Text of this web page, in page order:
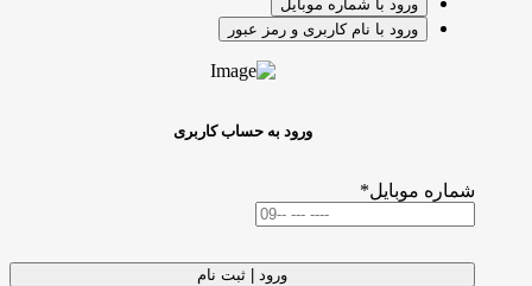
ورود با شماره موبایل
ورود با نام کاربری و رمز عبور
ورود به حساب کاربری
شماره موبایل*
ورود | ثبت نام